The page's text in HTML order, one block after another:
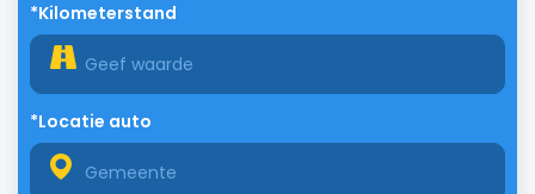
*Kilometerstand
*Locatie auto